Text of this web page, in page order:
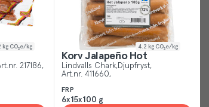
kg CO₂e/kg
217186
4.2 kg CO₂e/kg
Korv Jalapeño Hot
Lindvalls Chark Djupfryst
Art.nr. 411660
FRP
6x15x100 g